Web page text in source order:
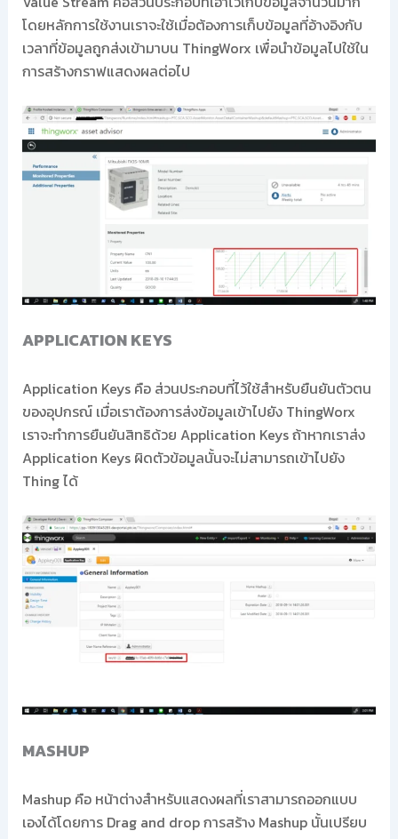
โดยหลักการใช้งานเราจะใช้เมื่อต้องการเก็บข้อมูลที่อ้างอิงกับ
เวลาที่ข้อมูลถูกส่งเข้ามาบน ThingWorx เพื่อนำข้อมูลไปใช้ใน
การสร้างกราฟแสดงผลต่อไป
APPLICATION KEYS
Application Keys คือ ส่วนประกอบที่ไว้ใช้สำหรับยืนยันตัวตน
ของอุปกรณ์ เมื่อเราต้องการส่งข้อมูลเข้าไปยัง ThingWorx
เราจะทำการยืนยันสิทธิด้วย Application Keys ถ้าหากเราส่ง
Application Keys ผิดตัวข้อมูลนั้นจะไม่สามารถเข้าไปยัง
Thing ได้
MASHUP
Mashup คือ หน้าต่างสำหรับแสดงผลที่เราสามารถออกแบบ
เองได้โดยการ Drag and drop การสร้าง Mashup นั้นเปรียบ